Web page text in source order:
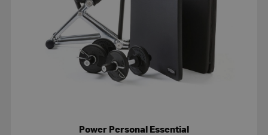
Power Personal Essential